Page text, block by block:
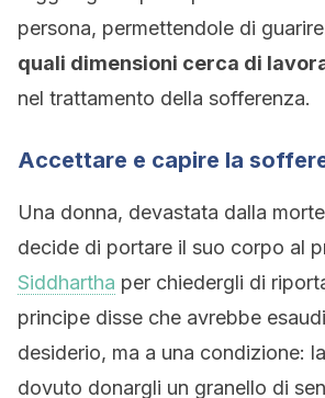
persona, permettendole di
quali dimensioni cerca di
nel trattamento della sofferenza.
Accettare e capire la
Una donna, devastata dalla
decide di portare il suo corpo al
Siddhartha per chiedergli di
principe disse che avrebbe
desiderio, ma a una condizione:
dovuto donargli un granello di